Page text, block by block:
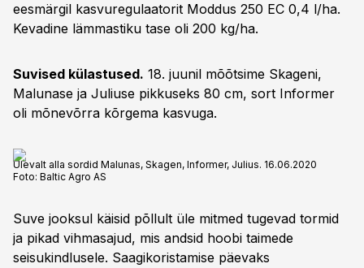
eesmärgil kasvuregulaatorit Moddus 250 EC 0,4 l/ha.
Kevadine lämmastiku tase oli 200 kg/ha.
Suvised külastused. 18. juunil mõõtsime Skageni,
Malunase ja Juliuse pikkuseks 80 cm, sort Informer
oli mõnevõrra kõrgema kasvuga.
Ülevalt alla sordid Malunas, Skagen, Informer, Julius. 16.06.2020
Foto: Baltic Agro AS
Suve jooksul käisid põllult üle mitmed tugevad tormid
ja pikad vihmasajud, mis andsid hoobi taimede
seisukindlusele. Saagikoristamise päevaks